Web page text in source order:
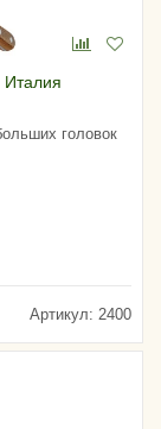
Италия
головок
Артикул: 2400